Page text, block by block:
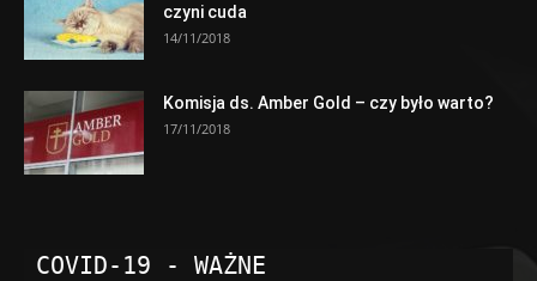
czyni cuda
14/11/2018
Komisja ds. Amber Gold – czy było warto?
17/11/2018
COVID-19 - WAŻNE